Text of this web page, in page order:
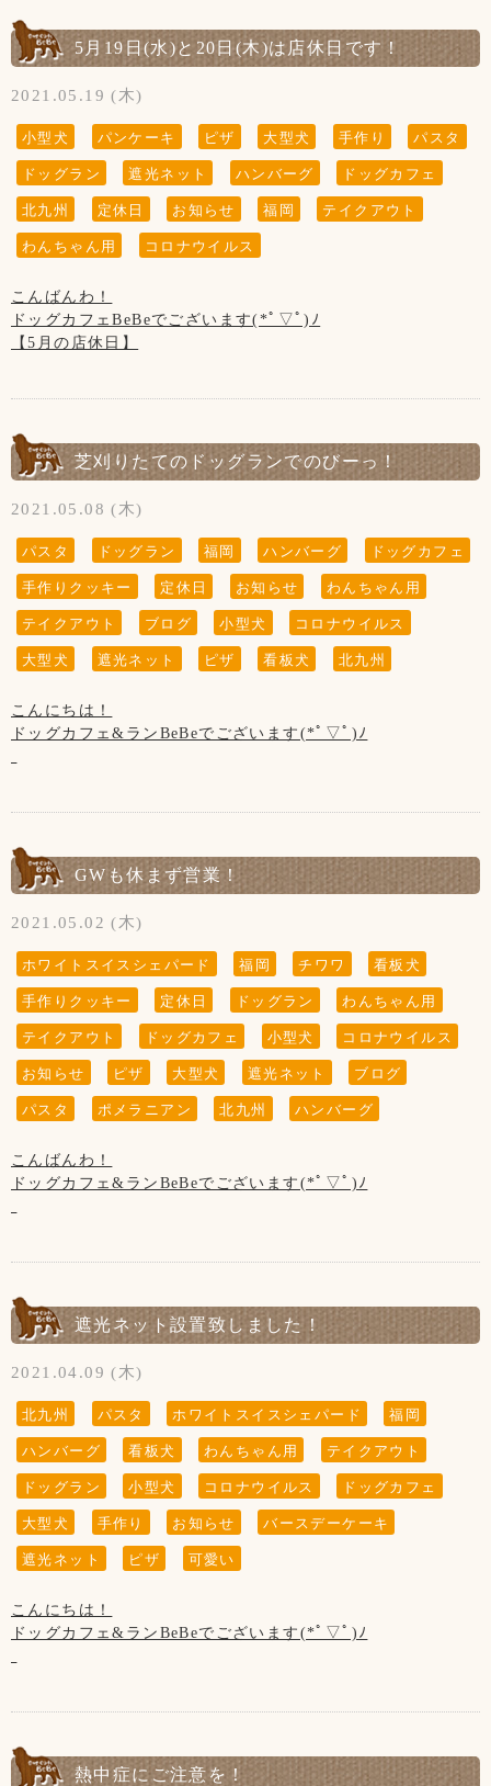
で、テラスは2組様まで)
お客様、わんちゃんの安全を守るためですのでご了承くださ
いませ。
【営業時間について】
コロナウイルス対策として時間短縮営業で11:00～19:00(L.O
18:00)とさせて頂きます。
※ドッグランのご利用は安全のため、日没までとさせて頂い
ております。
Upしています、お写真はトリマーが時間が空いた時に撮影さ
せて頂いております。
ご来店頂きました全てのわんちゃん達を撮影は出来ていませ
保護者の方はわんちゃんだけでなく、お子様からも目を離さ
ないようにお願い致します。
新型コロナウイルス感染防止対策を行っております。
お客様の安全の為にもご協力をお願い致します。
◆お席からは必要最低限の移動(トイレやドッグランなど)以
外はご遠慮頂きます様お願い致します。
お客様同士(わんちゃんも含む)の距離ソーシャルディスタン
◆ご入店の際は、アルコール消毒とマスクの着用(お食事の時
以外)をお願い致します。
◆トリミングのみ(お預け、お迎え時)、テイクアウトのみの
ご利用のお客様は出来るだけお1人様でのご入店にご協力下さ
いませ。
で、テラスは2組様まで)
お客様、わんちゃんの安全を守るためですのでご了承くださ
いませ。
【営業時間について】
18:00)とさせて頂きます。
※ドッグランのご利用は安全のため、日没までとさせて頂い
ております。
せて頂いております。
ご来店頂きました全てのわんちゃん達を撮影は出来ていませ
んのでご了承くださいませ。
私共としては大切な家族で、
ホームページなどの画面から
sunちゃんを消すという事は出来ません。
大変申し訳ございません。ご了承くださいませ※
『当店は、看板犬と遊んだり、お散歩をするなどの"ふれあ
い"の営業はしておりませんので予めご了承下さいませ』
【お願い】
お子様の遊ぶ所ではございません。
サッカー・キャッチボール・お子様だけの追いかけっこなど
はご遠慮頂きますようお願い致します。
【新型コロナウイルス感染防止対策について】
新型コロナウイルス感染防止対策を行っております。
お客様の安全の為にもご協力をお願い致します。
◆お席からは必要最低限の移動(トイレやドッグランなど)以
外はご遠慮頂きます様お願い致します。
お客様同士(わんちゃんも含む)の距離ソーシャルディスタン
スを保って頂きますようお願い致します。
◆ご入店の際は、アルコール消毒とマスクの着用(お食事の時
◆テイクアウトもございます！
◆ご入店の制限をさせて頂いております。(店内は3組様ま
で、テラスは2組様まで)
いませ。
【営業時間について】
コロナウイルス対策として時間短縮営業で11:00～19:00(L.O
18:00)とさせて頂きます。
※ドッグランのご利用は安全のため、日没までとさせて頂い
ております。
【写真について】
Upしています、お写真はトリマーが時間が空いた時に撮影さ
【5月の店休日】
6日、13日、20日、27日、木曜日と
19日の第3水曜日です。
※大変残念なお知らせですが、
当店の看板犬のsunちゃん(ポメラニアン)が
2021年2月19日に13歳で虹の橋を渡りました。
会いに来てくださる方がいらっしゃいますが、
ホームページなどの画面から
sunちゃんを消すという事は出来ません。
大変申し訳ございません。ご了承くださいませ※
【お願い】
ドッグランはわんちゃんの遊ぶ所です。
お子様の遊ぶ所ではございません。
はご遠慮頂きますようお願い致します。
保護者の方はわんちゃんだけでなく、お子様からも目を離さ
ないようにお願い致します。
【新型コロナウイルス感染防止対策について】
お客様の安全の為にもご協力をお願い致します。
◆ご入店の際は、アルコール消毒とマスクの着用(お食事の時
以外)をお願い致します。
◆トリミングのみ(お預け、お迎え時)、テイクアウトのみの
ご利用のお客様は出来るだけお1人様でのご入店にご協力下さ
いませ。
◆ご入店の制限をさせて頂いております。(店内は3組様ま
で、テラスは2組様まで)
お客様、わんちゃんの安全を守るためですのでご了承くださ
いませ。
18:00)とさせて頂きます。
ております。
Upしています、お写真はトリマーが時間が空いた時に撮影さ
せて頂いております。
ご来店頂きました全てのわんちゃん達を撮影は出来ていませ
んのでご了承くださいませ。
5月19日(水)と20日(木)は店休日です！
2021.05.19 (木)
小型犬 パンケーキ ピザ 大型犬 手作り パスタ
ドッグラン 遮光ネット ハンバーグ ドッグカフェ
北九州 定休日 お知らせ 福岡 テイクアウト
わんちゃん用 コロナウイルス
こんばんわ！
ドッグカフェBeBeでございます(*ﾟ▽ﾟ)ﾉ
【5月の店休日】
※大変残念なお知らせですが、
当店の看板犬のsunちゃん(ポメラニアン)が
2021年2月19日に13歳で虹の橋を渡りました。
会いに来てくださる方がいらっしゃいますが、
私共としては大切な家族で、
ホームページなどの画面から
sunちゃんを消すという事は出来ません。
い"の営業はしておりませんので予めご了承下さいませ※
はご遠慮頂きますようお願い致します。
保護者の方はわんちゃんだけでなく、お子様からも目を離さ
ないようにお願い致します。
【新型コロナウイルス感染防止対策について】
新型コロナウイルス感染防止対策を行っております。
お客様の安全の為にもご協力をお願い致します。
◆お席からは必要最低限の移動(トイレやドッグランなど)以
外はご遠慮頂きます様お願い致します。
お客様同士(わんちゃんも含む)の距離ソーシャルディスタン
スを保って頂きますようお願い致します。
◆ご入店の際は、アルコール消毒とマスクの着用(お食事の時
以外)をお願い致します。
ご利用のお客様は出来るだけお1人様でのご入店にご協力下さ
いませ。
◆ご入店の制限をさせて頂いております。(店内は3組様ま
で、テラスは2組様まで)
お客様、わんちゃんの安全を守るためですのでご了承くださ
いませ。
【営業時間について】
18:00)とさせて頂きます。
ております。
んのでご了承くださいませ。
芝刈りたてのドッグランでのびーっ！
2021.05.08 (木)
パスタ ドッグラン 福岡 ハンバーグ ドッグカフェ
手作りクッキー 定休日 お知らせ わんちゃん用
テイクアウト ブログ 小型犬 コロナウイルス
大型犬 遮光ネット ピザ 看板犬 北九州
こんにちは！
ドッグカフェ&ランBeBeでございます(*ﾟ▽ﾟ)ﾉ
6日、13日、20日、27日、木曜日と
19日の第3水曜日です。
※当店は、看板犬と遊んだり、お散歩をするなどの"ふれあ
【お願い】
ドッグランはわんちゃんの遊ぶ所です。
お子様の遊ぶ所ではございません。
はご遠慮頂きますようお願い致します。
保護者の方はわんちゃんだけでなく、お子様からも目を離さ
ないようにお願い致します。
【新型コロナウイルス感染防止対策について】
新型コロナウイルス感染防止対策を行っております。
外はご遠慮頂きます様お願い致します。
お客様同士(わんちゃんも含む)の距離ソーシャルディスタン
◆ご入店の際は、アルコール消毒とマスクの着用(お食事の時
以外)をお願い致します。
◆テイクアウトもございます！
◆トリミングのみ(お預け、お迎え時)、テイクアウトのみの
ご利用のお客様は出来るだけお1人様でのご入店にご協力下さ
いませ。
◆ご入店の制限をさせて頂いております。(店内は3組様ま
で、テラスは2組様まで)
【営業時間について】
コロナウイルス対策として時間短縮営業で11:00～19:00(L.O
GWも休まず営業！
2021.05.02 (木)
ホワイトスイスシェパード 福岡 チワワ 看板犬
手作りクッキー 定休日 ドッグラン わんちゃん用
テイクアウト ドッグカフェ 小型犬 コロナウイルス
お知らせ ピザ 大型犬 遮光ネット ブログ
パスタ ポメラニアン 北九州 ハンバーグ
こんばんわ！
ドッグカフェ&ランBeBeでございます(*ﾟ▽ﾟ)ﾉ
お写真は4月27日に4歳のお誕生日を迎えた
ビビちゃんです！
おめでとうございます(๑´ㅂ`๑)♡*.+゜
【5月の店休日】
6日、13日、20日、27日、木曜日と
19日の第3水曜日です。
い"の営業は行っておりませんので予めご了承下さいませ※
【お願い】
お子様の遊ぶ所ではございません。
サッカー・キャッチボール・お子様だけの追いかけっこなど
はご遠慮頂きますようお願い致します。
ないようにお願い致します。
【新型コロナウイルス感染防止対策について】
遮光ネット設置致しました！
2021.04.09 (木)
北九州 パスタ ホワイトスイスシェパード 福岡
ハンバーグ 看板犬 わんちゃん用 テイクアウト
ドッグラン 小型犬 コロナウイルス ドッグカフェ
大型犬 手作り お知らせ バースデーケーキ
遮光ネット ピザ 可愛い
こんにちは！
ドッグカフェ&ランBeBeでございます(*ﾟ▽ﾟ)ﾉ
暑くなり過ぎないように休憩しながらランで遊んで下さい
ね⸜(* ॑꒳ ॑* )⸝熱中症にご注意を！